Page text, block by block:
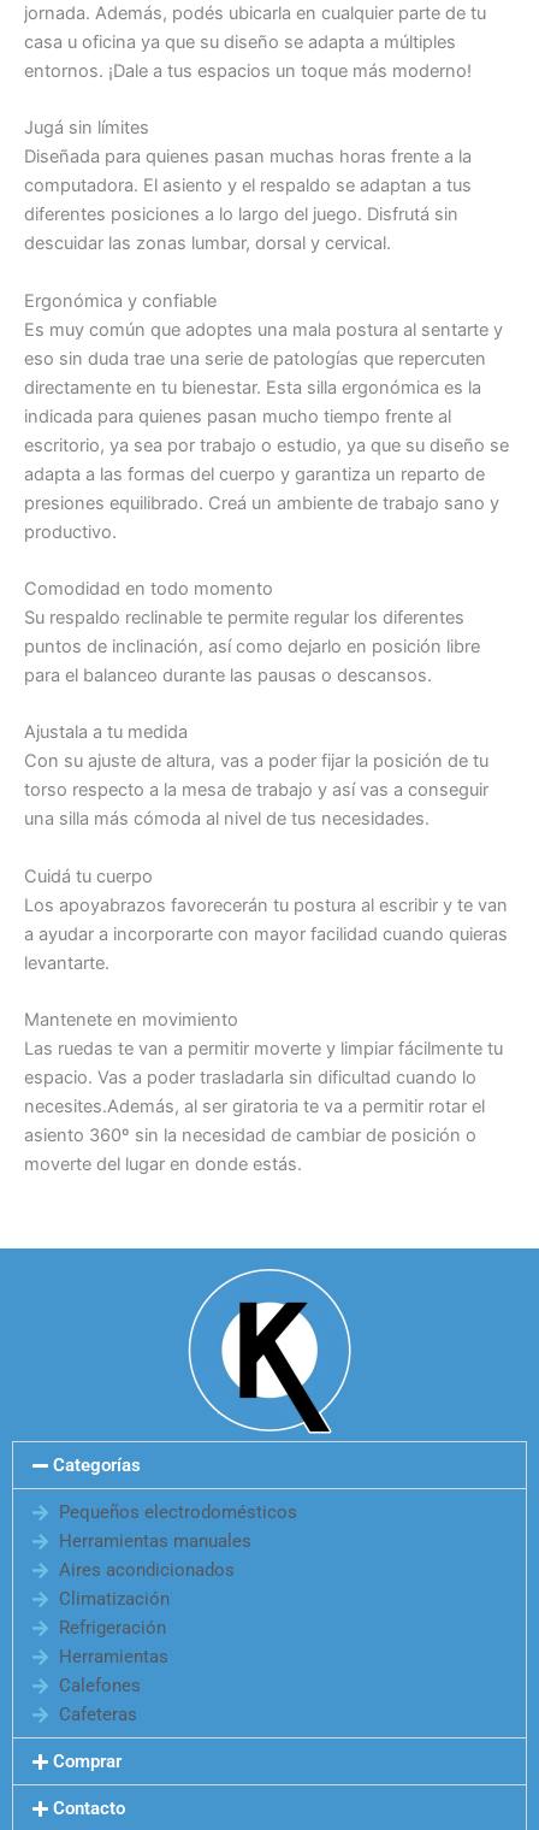
jornada. Además, podés ubicarla en cualquier parte de tu
casa u oficina ya que su diseño se adapta a múltiples
entornos. ¡Dale a tus espacios un toque más moderno!
Jugá sin límites
Diseñada para quienes pasan muchas horas frente a la
computadora. El asiento y el respaldo se adaptan a tus
diferentes posiciones a lo largo del juego. Disfrutá sin
descuidar las zonas lumbar, dorsal y cervical.
Ergonómica y confiable
Es muy común que adoptes una mala postura al sentarte y
eso sin duda trae una serie de patologías que repercuten
directamente en tu bienestar. Esta silla ergonómica es la
indicada para quienes pasan mucho tiempo frente al
escritorio, ya sea por trabajo o estudio, ya que su diseño se
adapta a las formas del cuerpo y garantiza un reparto de
presiones equilibrado. Creá un ambiente de trabajo sano y
productivo.
Comodidad en todo momento
Su respaldo reclinable te permite regular los diferentes
puntos de inclinación, así como dejarlo en posición libre
para el balanceo durante las pausas o descansos.
Ajustala a tu medida
Con su ajuste de altura, vas a poder fijar la posición de tu
torso respecto a la mesa de trabajo y así vas a conseguir
una silla más cómoda al nivel de tus necesidades.
Cuidá tu cuerpo
Los apoyabrazos favorecerán tu postura al escribir y te van
a ayudar a incorporarte con mayor facilidad cuando quieras
levantarte.
Mantenete en movimiento
Las ruedas te van a permitir moverte y limpiar fácilmente tu
espacio. Vas a poder trasladarla sin dificultad cuando lo
necesites.Además, al ser giratoria te va a permitir rotar el
asiento 360º sin la necesidad de cambiar de posición o
moverte del lugar en donde estás.
Categorías
Pequeños electrodomésticos
Herramientas manuales
Aires acondicionados
Climatización
Refrigeración
Herramientas
Calefones
Cafeteras
Comprar
Contacto